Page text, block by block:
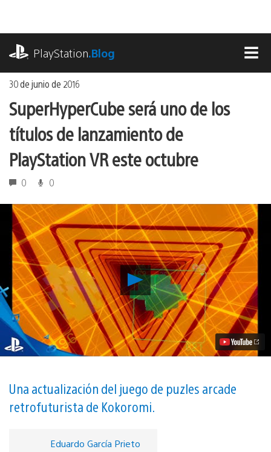
contenido
PlayStation.Blog
30 de junio de 2016
SuperHyperCube será uno de los
títulos de lanzamiento de
PlayStation VR este octubre
0 0
Reproducir
SuperHyperCube
será
uno
de
los
títulos
de
PlayStation
VR
este
Una actualización del juego de puzles arcade
retrofuturista de Kokoromi.
Eduardo García Prieto